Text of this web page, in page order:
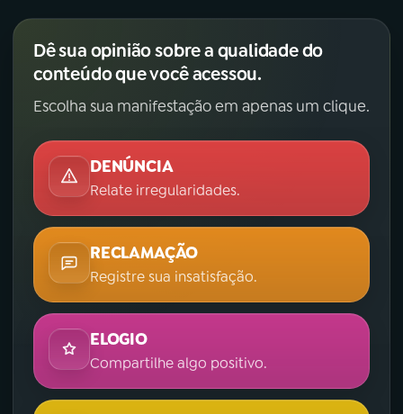
Dê sua opinião sobre a qualidade do
conteúdo que você acessou.
Escolha sua manifestação em apenas um clique.
DENÚNCIA
Relate irregularidades.
RECLAMAÇÃO
Registre sua insatisfação.
ELOGIO
Compartilhe algo positivo.